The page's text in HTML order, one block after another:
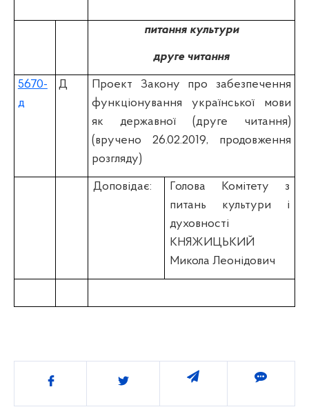
питання культури
друге читання
5670-
д
Д
Проект Закону про забезпечення
функціонування української мови
як державної (друге читання)
(вручено 26.02.2019, продовження
розгляду)
Доповідає:
Голова Комітету з
питань культури і
духовності
КНЯЖИЦЬКИЙ
Микола Леонідович
Поділитись